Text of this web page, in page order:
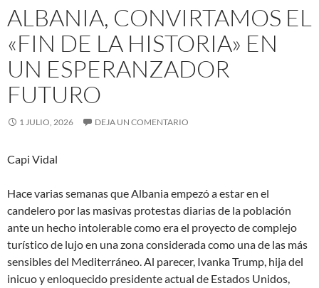
ALBANIA, CONVIRTAMOS EL
«FIN DE LA HISTORIA» EN
UN ESPERANZADOR
FUTURO
1 JULIO, 2026 DEJA UN COMENTARIO
Capi Vidal
Hace varias semanas que Albania empezó a estar en el
candelero por las masivas protestas diarias de la población
ante un hecho intolerable como era el proyecto de complejo
turístico de lujo en una zona considerada como una de las más
sensibles del Mediterráneo. Al parecer, Ivanka Trump, hija del
inicuo y enloquecido presidente actual de Estados Unidos,